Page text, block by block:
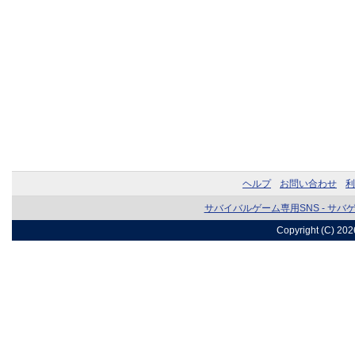
ヘルプ お問い合わせ
サバイバルゲーム専用SNS - サバ
Copyright (C)